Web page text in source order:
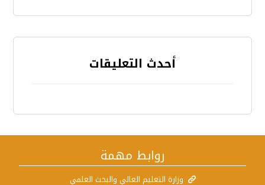
أحدث التعليقات
روابط مهمة
وزارة التعليم العالي والبحث العلمي